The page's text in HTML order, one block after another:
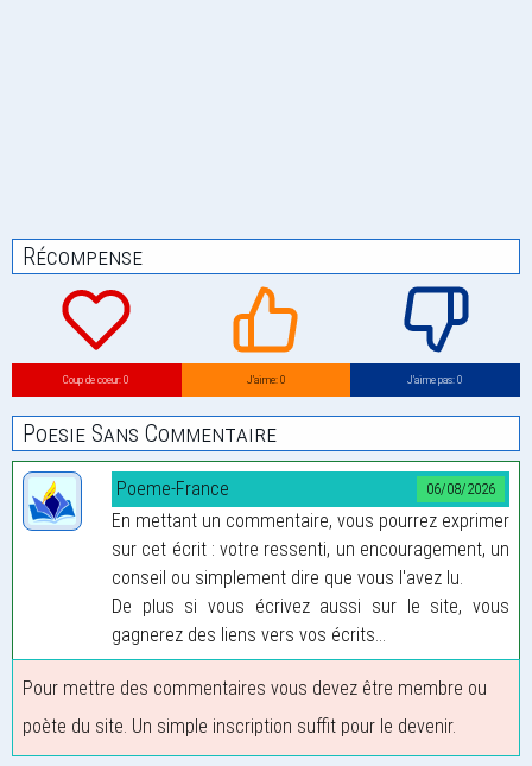
Récompense
Coup de coeur: 0 J’aime: 0 J’aime pas: 0
Poesie Sans Commentaire
06/08/2026
Poeme-France
En mettant un commentaire, vous pourrez exprimer
sur cet écrit : votre ressenti, un encouragement, un
conseil ou simplement dire que vous l'avez lu.
De plus si vous écrivez aussi sur le site, vous
gagnerez des liens vers vos écrits...
Pour mettre des commentaires vous devez être membre ou
poète du site. Un simple inscription suffit pour le devenir.